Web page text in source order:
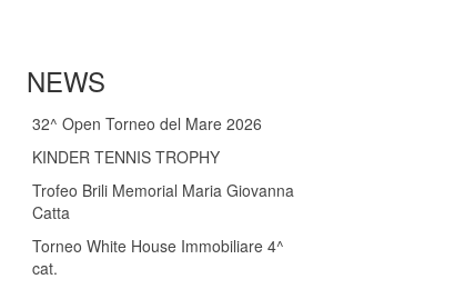
NEWS
32^ Open Torneo del Mare 2026
KINDER TENNIS TROPHY
Trofeo Brili Memorial Maria Giovanna
Catta
Torneo White House Immobiliare 4^
cat.